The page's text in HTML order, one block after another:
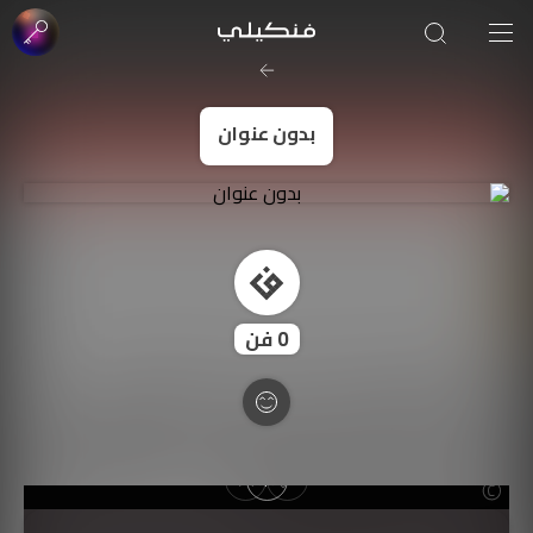
بدون عنوان
0فن
صورة الغلاف من فن
SOUFIANE Abid